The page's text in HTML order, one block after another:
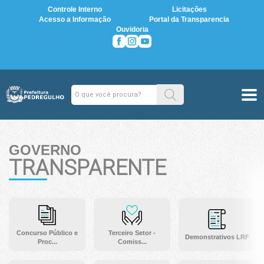
Controle Interno
Licitações
Acesso a Informação
Portal da Transparencia
Ouvidoria
GOVERNO
TRANSPARENTE
Concurso Público e
Proc...
Terceiro Setor -
Comiss...
Demonstrativos LRF